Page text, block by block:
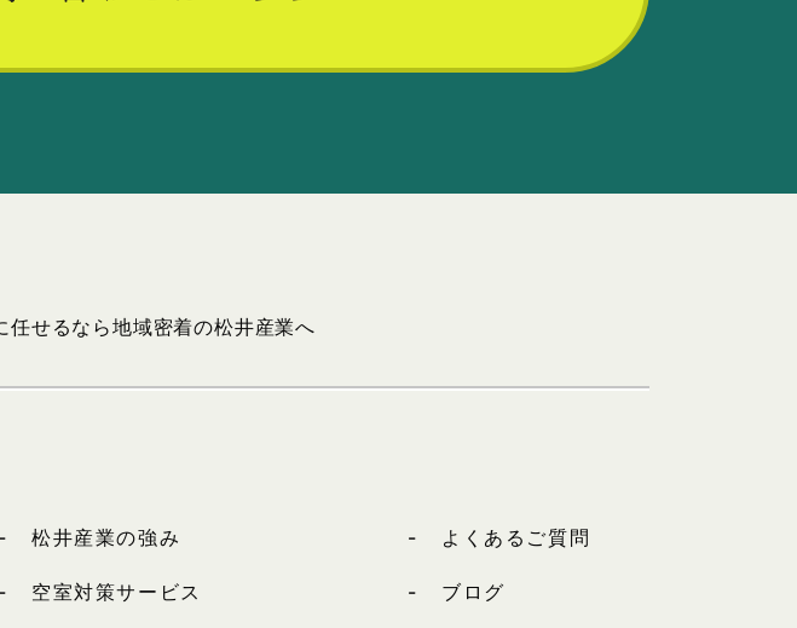
せるなら地域密着の松井産業へ
松井産業の強み
空室対策サービス
よくあるご質問
ブログ